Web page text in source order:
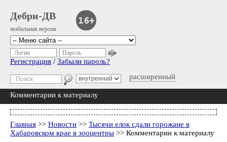
Дебри-ДВ
мобильная версия
расширенный
Логин Пароль
Регистрация / Забыли пароль?
Комментарии к материалу
Главная >> Новости >> Тысячи елок сдали горожане в
Хабаровском крае в зооцентры >> Комментарии к материалу